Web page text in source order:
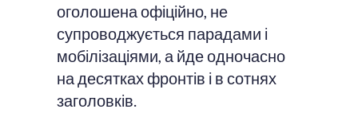
оголошена офіційно, не
супроводжується парадами і
мобілізаціями, а йде одночасно
на десятках фронтів і в сотнях
заголовків.